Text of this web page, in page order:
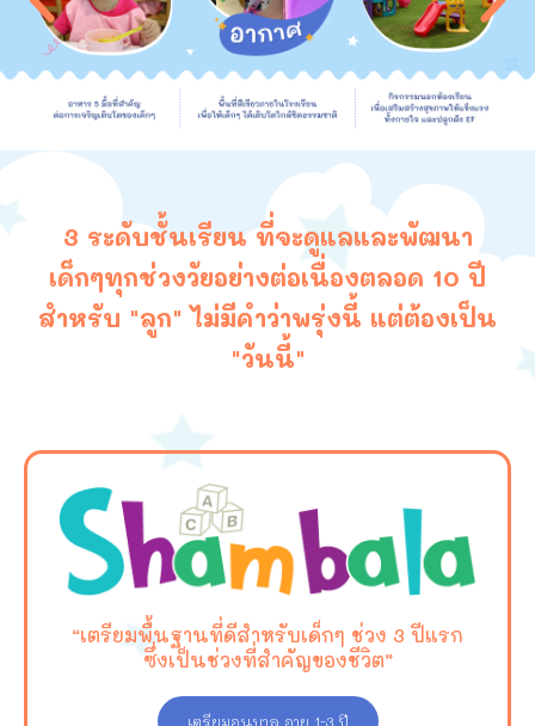
3 ระดับชั้นเรียน ที่จะดูแลและพัฒนา
เด็กๆทุกช่วงวัยอย่างต่อเนื่องตลอด 10 ปี
สำหรับ "ลูก" ไม่มีคำว่าพรุ่งนี้ แต่ต้องเป็น
"วันนี้"
“เตรียมพื้นฐานที่ดีสำหรับเด็กๆ ช่วง 3 ปีแรก
ซึ่งเป็นช่วงที่สำคัญของชีวิต”
เตรียมอนุบาล อายุ 1-3 ปี